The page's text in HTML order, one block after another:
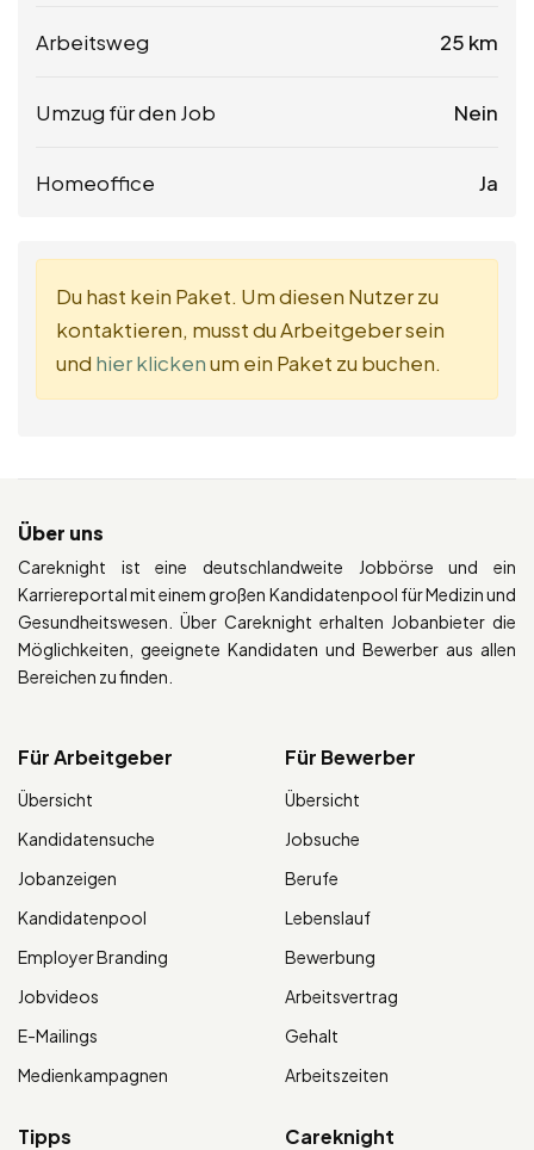
Arbeitsweg 25 km
Umzug für den Job Nein
Homeoffice Ja
Du hast kein Paket. Um diesen Nutzer zu
kontaktieren, musst du Arbeitgeber sein
und hier klickenum ein Paket zu buchen.
Über uns
Careknight ist eine deutschlandweite Jobbörse und ein
Karriereportal mit einem großen Kandidatenpool für Medizin und
Gesundheitswesen. Über Careknight erhalten Jobanbieter die
Möglichkeiten, geeignete Kandidaten und Bewerber aus allen
Bereichen zu finden.
Für Arbeitgeber
Übersicht
Kandidatensuche
Jobanzeigen
Kandidatenpool
Employer Branding
Jobvideos
E-Mailings
Medienkampagnen
Für Bewerber
Übersicht
Jobsuche
Berufe
Lebenslauf
Bewerbung
Arbeitsvertrag
Gehalt
Arbeitszeiten
Tipps Careknight